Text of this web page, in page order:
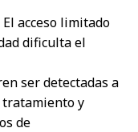
El acceso limitado
dificulta el
ser detectadas a
tratamiento y
de